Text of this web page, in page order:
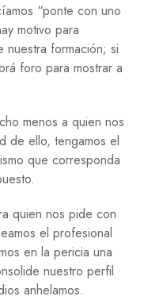
“ponte con uno
motivo para
formación; si
foro para mostrar a
menos a quien nos
de ello, tengamos el
que corresponda
quien nos pide con
el profesional
en la pericia una
nuestro perfil
anhelamos.